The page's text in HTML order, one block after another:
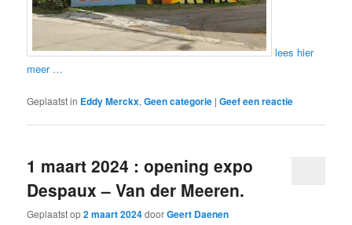
lees hier
meer …
Geplaatst in Eddy Merckx,Geen categorie |Geef een reactie
1 maart 2024 : opening expo
Despaux – Van der Meeren.
Geplaatst op2 maart 2024doorGeert Daenen